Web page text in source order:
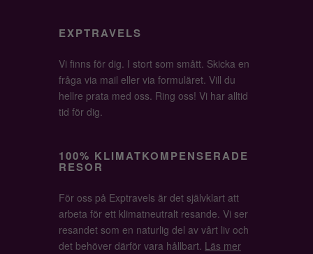
EXPTRAVELS
Vi finns för dig. I stort som smått. Skicka en
fråga via mail eller via formuläret. Vill du
hellre prata med oss. Ring oss! Vi har alltid
tid för dig.
100% KLIMATKOMPENSERADE
RESOR
För oss på Exptravels är det självklart att
arbeta för ett klimatneutralt resande. Vi ser
resandet som en naturlig del av vårt liv och
det behöver därför vara hållbart. Läs mer